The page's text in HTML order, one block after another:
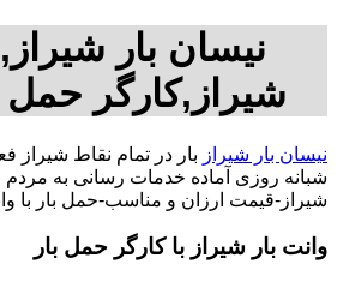
نیسان بار
شیراز,کارگر حمل
نیسان بار شیراز بار در تمام نقاط شیراز
شبانه روزی آماده خدمات رسانی به مردم
شیراز-قیمت ارزان و مناسب-حمل بار با
وانت بار شیراز با کارگر حمل بار